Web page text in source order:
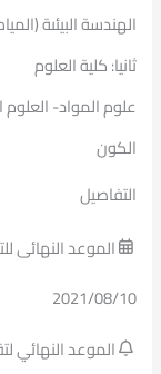
الهندسة البيئىة
ثانيا: كلية العلوم
علوم المواد- العلوم
الكون
التفاصيل
الموعد النهائى
2021/08/10
الموعد النهائي لتقديم